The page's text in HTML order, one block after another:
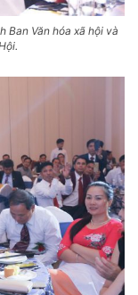
Ban Văn hóa xã hội và